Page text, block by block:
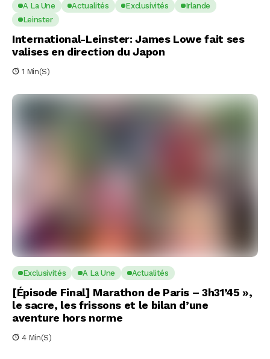
A La Une Actualités Exclusivités
Irlande
Leinster
International-Leinster: James Lowe fait ses
valises en direction du Japon
1 Min(s)
Exclusivités A La Une Actualités
[Épisode Final] Marathon de Paris – 3h31’45 »,
le sacre, les frissons et le bilan d’une
aventure hors norme
4 Min(s)